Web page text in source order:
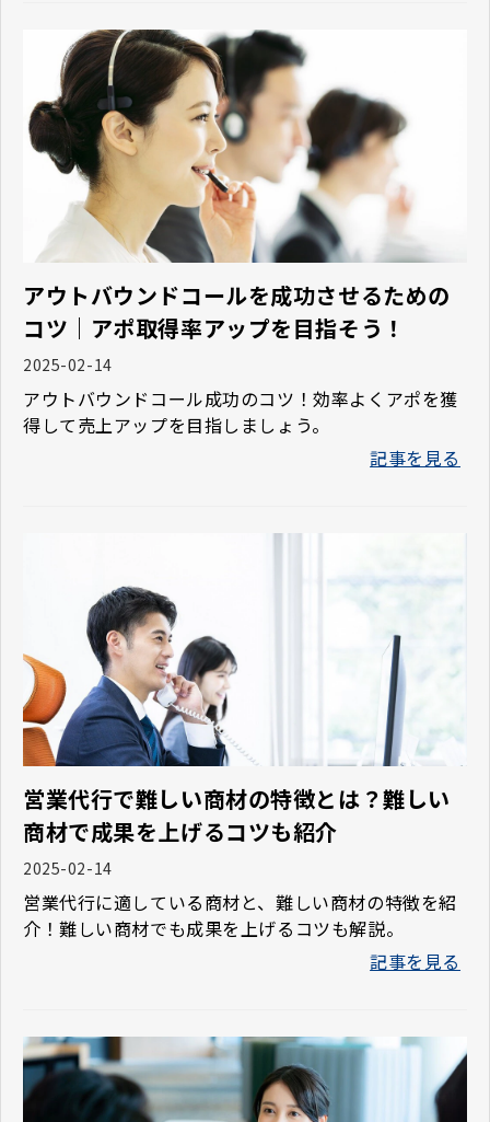
アウトバウンドコールを成功させるための
コツ｜アポ取得率アップを目指そう！
2025-02-14
アウトバウンドコール成功のコツ！効率よくアポを獲
得して売上アップを目指しましょう。
記事を見る
営業代行で難しい商材の特徴とは？難しい
商材で成果を上げるコツも紹介
2025-02-14
営業代行に適している商材と、難しい商材の特徴を紹
介！難しい商材でも成果を上げるコツも解説。
記事を見る